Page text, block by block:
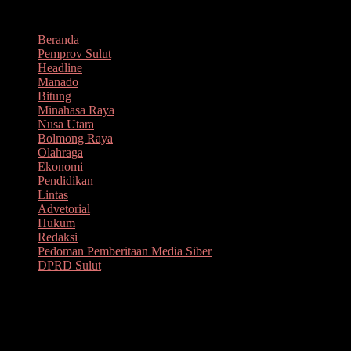
kontenBeranda
Pemprov Sulut
Headline
Manado
Bitung
Minahasa Raya
Nusa Utara
Bolmong Raya
Olahraga
Ekonomi
Pendidikan
Lintas
Advetorial
Hukum
Redaksi
Pedoman Pemberitaan Media Siber
DPRD Sulut